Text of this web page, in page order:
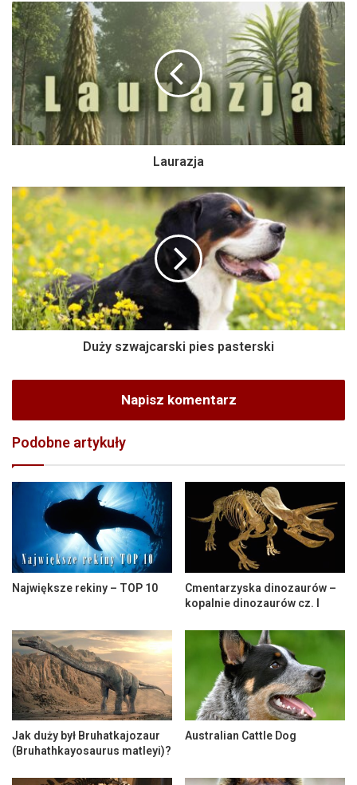
Laurazja
Duży szwajcarski pies pasterski
Napisz komentarz
Podobne artykuły
Największe rekiny – TOP 10
Cmentarzyska dinozaurów –
kopalnie dinozaurów cz. I
Jak duży był Bruhatkajozaur
(Bruhathkayosaurus matleyi)?
Australian Cattle Dog